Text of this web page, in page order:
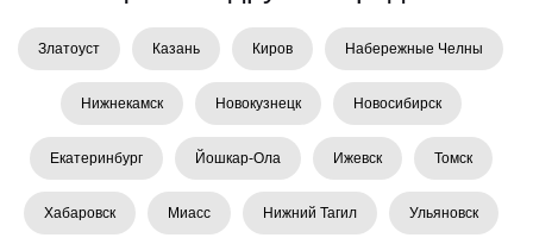
Златоуст Казань Киров Набережные Челны
Нижнекамск Новокузнецк Новосибирск
Екатеринбург Йошкар-Ола Ижевск Томск
Хабаровск Миасс Нижний Тагил Ульяновск